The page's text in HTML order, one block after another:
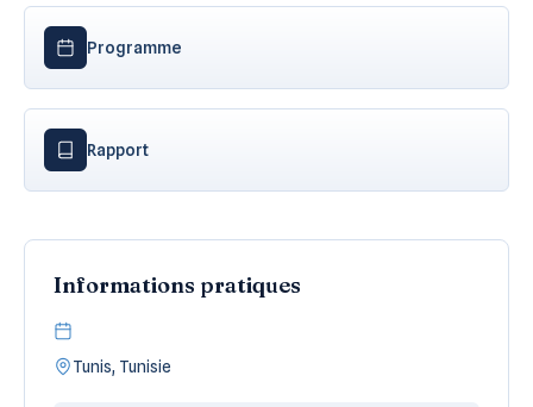
Programme
Rapport
Informations pratiques
Tunis, Tunisie